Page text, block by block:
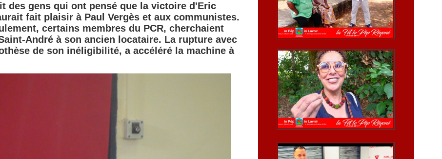
des gens qui ont pensé que la victoire d'Eric
fait plaisir à Paul Vergès et aux communistes.
certains membres du PCR, cherchaient
André à son ancien locataire. La rupture avec
de son inéligibilité, a accéléré la machine à